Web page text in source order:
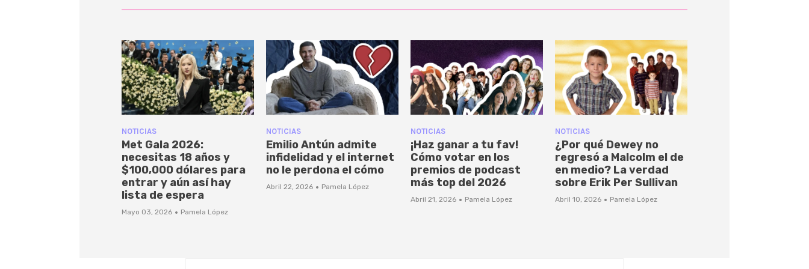
NOTICIAS
Met Gala 2026:
necesitas 18 años y
$100,000 dólares para
entrar y aún así hay
lista de espera
Mayo 03, 2026 · Pamela López
NOTICIAS
Emilio Antún admite
infidelidad y el internet
no le perdona el cómo
Abril 22, 2026 · Pamela López
NOTICIAS
¡Haz ganar a tu fav!
Cómo votar en los
premios de podcast
más top del 2026
Abril 21, 2026 · Pamela López
NOTICIAS
¿Por qué Dewey no
regresó a Malcolm el de
en medio? La verdad
sobre Erik Per Sullivan
Abril 10, 2026 · Pamela López